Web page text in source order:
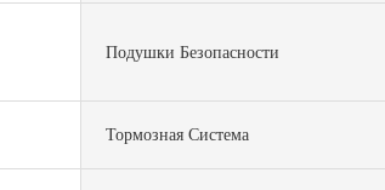
Подушки Безопасности
Тормозная Система